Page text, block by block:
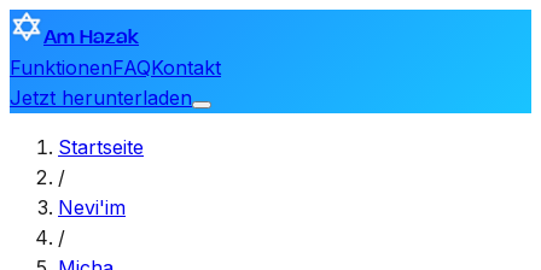
Am Hazak
FunktionenFAQKontakt
Jetzt herunterladen
Startseite
/
Nevi'im
/